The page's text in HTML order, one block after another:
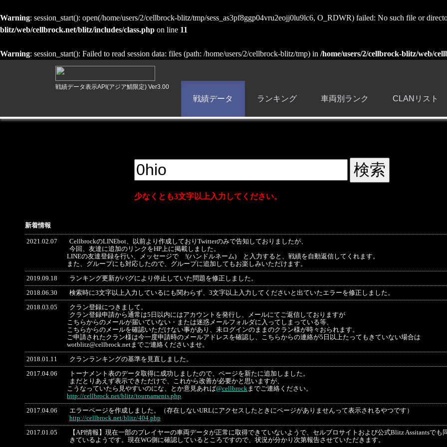
Warning: session_start(): open(/home/users/2/cellbrock-blitz/tmp/sess_as3pf8ggp04vru2eojj0lu9lc6, O_RDWR) failed: No such file or
blitz/web/cellbrock.net/blitz/includes/class.php on line 11
Warning: session_start(): Failed to read session data: files (path: /home/users/2/cellbrock-blitz/tmp) in /home/users/2/cellbrock-blitz/web/
戦績データ表示API(アジア鯖限定) Ver3.00
戦績データ ランキング 車両別ランク CLANリスト
少なくとも3文字以上入力してください。
新着情報
2021.02.07
CellbrockのLINEbot、以前より作成しておりTwitterのみで告知しておりましたが、
今回、友達に追加のリンクをHP上に掲載しました。
LINEの友達登録を行い、メッセージで !(ハンドルネーム) と入力すると、戦績を自動返信してくれます。
また、グループにも対応したので、グループに追加してもお楽しみいただけます。
2019.09.18 ランキング更新がバグにより停止していた問題を修正しました。
2018.06.30 検索時に3文字以上入力しているにも関わらず、3文字以上入力してくださいと出ていたエラーを修正しました。
2018.03.05
クラン登録につきまして。
クラン登録申請から通常は5日以内にはアカウントを発行し、メールにてご返信しておりますが
こちらからのメールが届いていない・または迷惑メールフォルダに入ってしまっている等、
こちらからのメールを確認いただけない事があり、未ログインのままのクラン様が時々おられます。
ご申請されたクラン様は今一度申請時のメールアドレスを確認し、こちらからの連絡が5日以上たってもきていない場合は
wotblitz@cellbrock.netまでご連絡くださいませ。
2018.01.11 クランランキングの基準を見直しました。
2017.04.06
トーナメント表のデータ取得に成功しましたので、ページを新たに追加しました。
まだとりあえず表示できただけで、これから改善が必要かと思いますが、
こうなっていたら見やすいのにな、とか意見あれば@cellbrockまでご連絡ください。
http://cellbrock.net/blitz/tournaments.php
2017.04.06
エラーページを作成しました。（存在しないURLにアクセスしたときにページがありませんって表示されるやつです）
http://cellbrock.net/blitz/404.php
2017.01.05
【API情報】現在一部のプレイヤーの車両データが正常に取得できていないようで、セルブロサイトおよび公式Blitz Assitantsでも
きているようです。現在WG側に確認しているところですので、状況が分かり次第報告させていただきます。